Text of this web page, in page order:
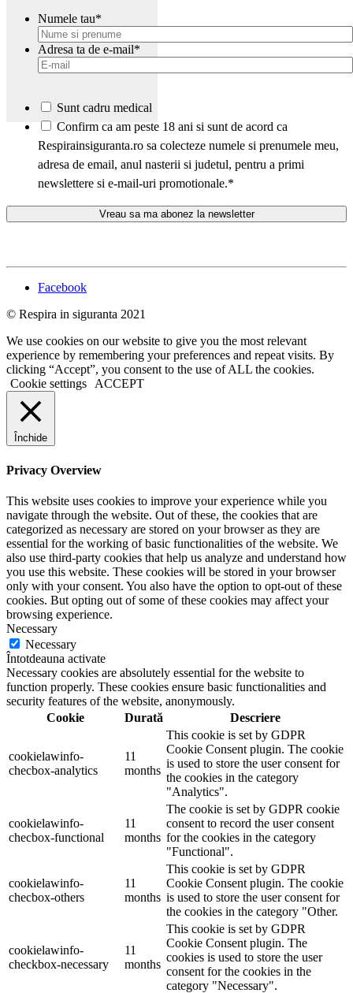
Numele tau*
Adresa ta de e-mail*
Sunt cadru medical
*
Confirm ca am peste 18 ani si sunt de acord ca
Respirainsiguranta.ro sa colecteze numele si prenumele meu,
adresa de email, anul nasterii si judetul, pentru a primi
newslettere si e-mail-uri promotionale.*
Facebook
© Respira in siguranta 2021
We use cookies on our website to give you the most relevant
experience by remembering your preferences and repeat visits. By
clicking “Accept”, you consent to the use of ALL the cookies.
Cookie settings
ACCEPT
Închide
Privacy Overview
This website uses cookies to improve your experience while you
navigate through the website. Out of these, the cookies that are
categorized as necessary are stored on your browser as they are
essential for the working of basic functionalities of the website. We
also use third-party cookies that help us analyze and understand how
you use this website. These cookies will be stored in your browser
only with your consent. You also have the option to opt-out of these
cookies. But opting out of some of these cookies may affect your
browsing experience.
Necessary
Necessary
Întotdeauna activate
Necessary cookies are absolutely essential for the website to
function properly. These cookies ensure basic functionalities and
security features of the website, anonymously.
Cookie
Durată Descriere
cookielawinfo-
checbox-analytics
11
months
This cookie is set by GDPR
Cookie Consent plugin. The cookie
is used to store the user consent for
the cookies in the category
"Analytics".
cookielawinfo-
checbox-functional
11
months
The cookie is set by GDPR cookie
consent to record the user consent
for the cookies in the category
"Functional".
cookielawinfo-
checbox-others
11
months
This cookie is set by GDPR
Cookie Consent plugin. The cookie
is used to store the user consent for
the cookies in the category "Other.
cookielawinfo-
checkbox-necessary
11
months
This cookie is set by GDPR
Cookie Consent plugin. The
cookies is used to store the user
consent for the cookies in the
category "Necessary".